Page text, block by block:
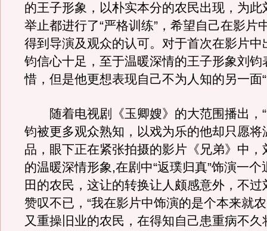
的王子形象，以朴实本分的农民出现，为此
举止都进行了“严格训练”，希望自己在影片
得到导演及观众的认可。对于首次在影片中
钧信心十足，至于温暖深情的王子形象刘钧
惜，但是他更想表现自己不为人知的另一面
随着电视剧《玉卿嫂》的大范围播出，“
钧被更多观众熟知，以戏为乐的他却只愿将
品，眼下正在紧张拍摄的影片《兄弟》中，
的温暖深情形象,在剧中“返璞归真”饰演一
田的农民，这让的转换让人颇感意外，不过
赞叹不已，“我在影片中饰演的是个本来就
又重操旧业的农民，在得知自己患重病不久